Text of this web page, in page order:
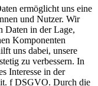
ermöglicht uns eine
und Nutzer. Wir
Daten in der Lage,
Komponenten
uns dabei, unsere
zu verbessern. In
Interesse in der
f DSGVO. Durch die